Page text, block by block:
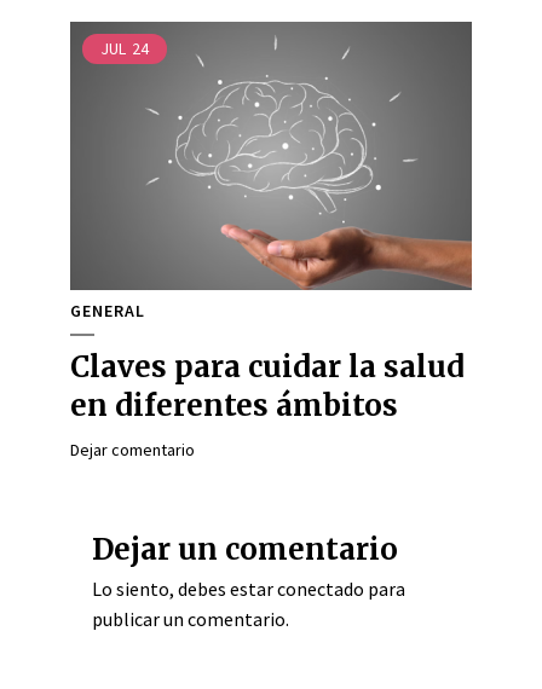
JUL 24
GENERAL
Claves para cuidar la salud
en diferentes ámbitos
Dejar comentario
Dejar un comentario
Lo siento, debes estarconectado para
publicar un comentario.